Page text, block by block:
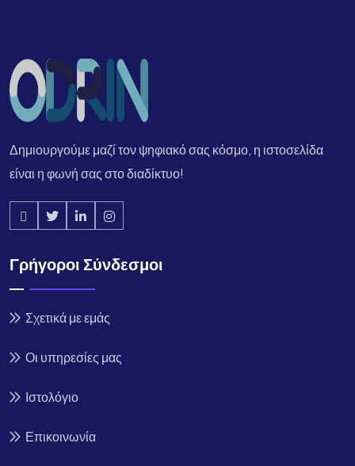
Δημιουργούμε μαζί τον ψηφιακό σας κόσμο, η ιστοσελίδα
είναι η φωνή σας στο διαδίκτυο!
Γρήγοροι Σύνδεσμοι
Σχετικά με εμάς
Οι υπηρεσίες μας
Ιστολόγιο
Επικοινωνία